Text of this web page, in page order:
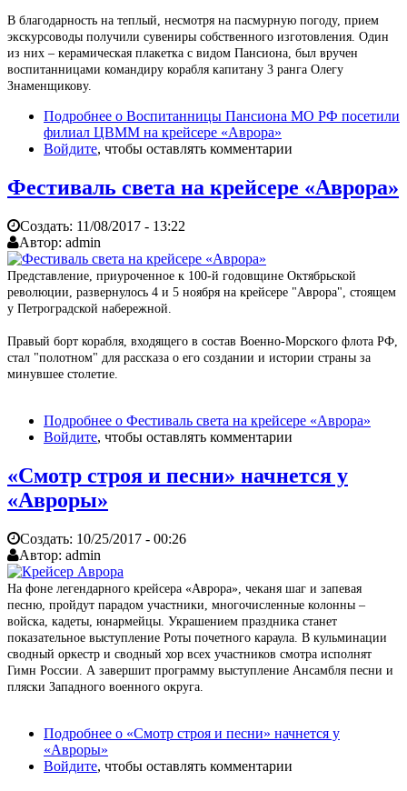
В благодарность на теплый, несмотря на пасмурную погоду, прием
экскурсоводы получили сувениры собственного изготовления. Один
из них – керамическая плакетка с видом Пансиона, был вручен
воспитанницами командиру корабля капитану 3 ранга Олегу
Знаменщикову.
Подробнее о Воспитанницы Пансиона МО РФ посетили
филиал ЦВММ на крейсере «Аврора»
Войдите, чтобы оставлять комментарии
Фестиваль света на крейсере «Аврора»
Создать: 11/08/2017 - 13:22
Автор: admin
Представление, приуроченное к 100-й годовщине Октябрьской
революции, развернулось 4 и 5 ноября на крейсере "Аврора", стоящем
у Петроградской набережной.
Правый борт корабля, входящего в состав Военно-Морского флота РФ,
стал "полотном" для рассказа о его создании и истории страны за
минувшее столетие.
Подробнее о Фестиваль света на крейсере «Аврора»
Войдите, чтобы оставлять комментарии
«Смотр строя и песни» начнется у
«Авроры»
Создать: 10/25/2017 - 00:26
Автор: admin
На фоне легендарного крейсера «Аврора», чеканя шаг и запевая
песню, пройдут парадом участники, многочисленные колонны –
войска, кадеты, юнармейцы. Украшением праздника станет
показательное выступление Роты почетного караула. В кульминации
сводный оркестр и сводный хор всех участников смотра исполнят
Гимн России. А завершит программу выступление Ансамбля песни и
пляски Западного военного округа.
Подробнее о «Смотр строя и песни» начнется у
«Авроры»
Войдите, чтобы оставлять комментарии